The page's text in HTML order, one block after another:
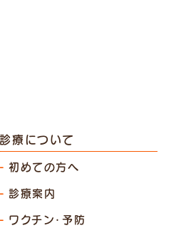
診療について
初めての方へ
診療案内
ワクチン・予防